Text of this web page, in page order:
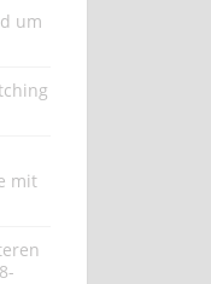
um
mit